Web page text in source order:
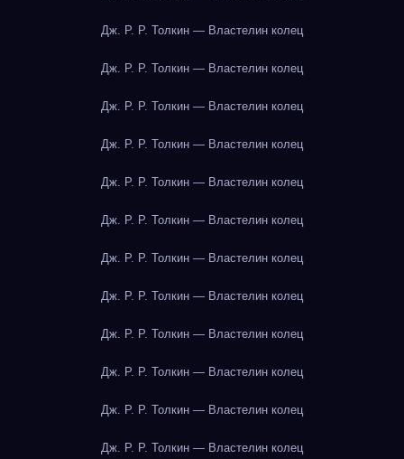
Дж. Р. Р. Толкин — Властелин колец
Дж. Р. Р. Толкин — Властелин колец
Дж. Р. Р. Толкин — Властелин колец
Дж. Р. Р. Толкин — Властелин колец
Дж. Р. Р. Толкин — Властелин колец
Дж. Р. Р. Толкин — Властелин колец
Дж. Р. Р. Толкин — Властелин колец
Дж. Р. Р. Толкин — Властелин колец
Дж. Р. Р. Толкин — Властелин колец
Дж. Р. Р. Толкин — Властелин колец
Дж. Р. Р. Толкин — Властелин колец
Дж. Р. Р. Толкин — Властелин колец